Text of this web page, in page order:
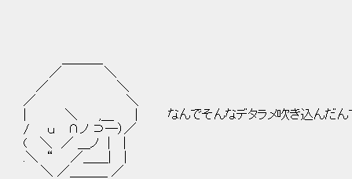
／ ＼
／ ＼
／ ＼
| ＼ ,＿ | なんでそんなデタラメ吹き込んだん
/ ｕ ∩ノ ⊃―）／
( ＼ ／ ＿ノ | |
.＼ “ ／＿＿| |
＼ ／＿＿＿ ／